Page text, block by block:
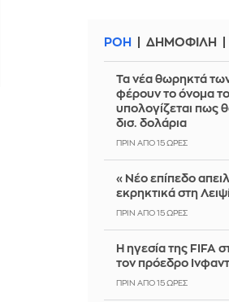
ΡΟΗ ΔΗΜΟΦΙΛΗ
Τα νέα θωρηκτά
φέρουν το όνομα
υπολογίζεται πως
δισ. δολάρια
ΠΡΙΝ ΑΠΌ 15 ΏΡΕΣ
«Νέο επίπεδο
εκρηκτικά στη
ΠΡΙΝ ΑΠΌ 15 ΏΡΕΣ
Η ηγεσία της FIFA
τον πρόεδρο
ΠΡΙΝ ΑΠΌ 15 ΏΡΕΣ